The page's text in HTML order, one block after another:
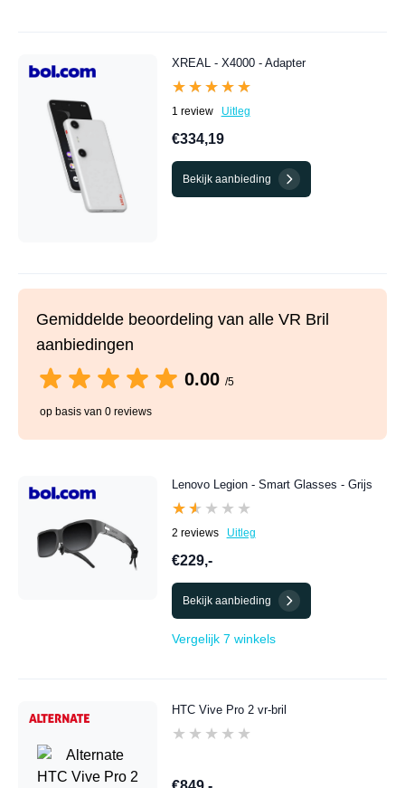
XREAL - X4000 - Adapter
★★★★★
★★★★★
1 review Uitleg
€334,19
Bekijk aanbieding
Gemiddelde beoordeling van alle VR Bril
aanbiedingen
0.00 /5
op basis van 0 reviews
Lenovo Legion - Smart Glasses - Grijs
★★★★★
★★★★★
2 reviews Uitleg
€229,-
Bekijk aanbieding
Vergelijk 7 winkels
HTC Vive Pro 2 vr-bril
★★★★★
★★★★★